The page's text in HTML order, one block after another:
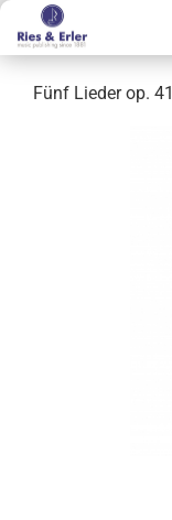
Fünf Lieder op. 41